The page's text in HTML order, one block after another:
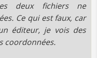
deux fichiers ne
Ce qui est faux, car
éditeur, je vois des
coordonnées.